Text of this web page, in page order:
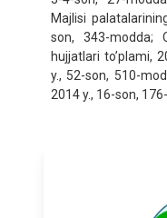
Majlisi
son, 343-modda;
hujjatlari to’plami,
y., 52-son, 510-
2014 y., 16-son,